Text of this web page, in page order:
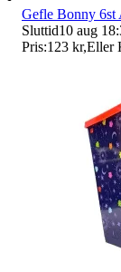
Gefle Bonny 6st
Sluttid10 aug
Pris:123 kr,Eller